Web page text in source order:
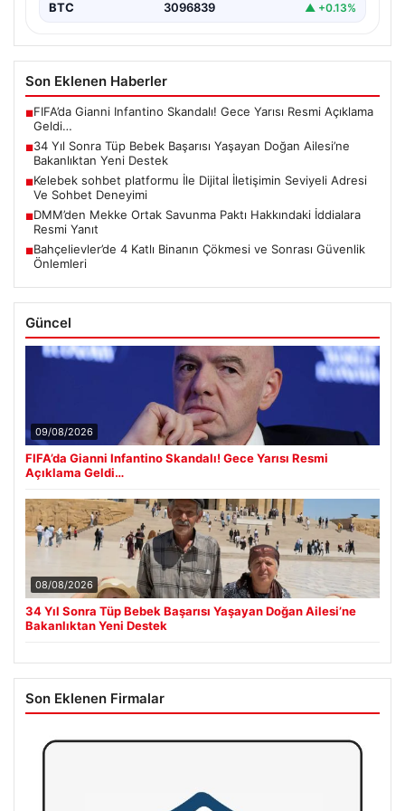
BTC 3096839 ▲ +0.13%
Son Eklenen Haberler
■FIFA’da Gianni Infantino Skandalı! Gece Yarısı Resmi Açıklama
Geldi…
■34 Yıl Sonra Tüp Bebek Başarısı Yaşayan Doğan Ailesi’ne
Bakanlıktan Yeni Destek
■Kelebek sohbet platformu İle Dijital İletişimin Seviyeli Adresi
Ve Sohbet Deneyimi
■DMM’den Mekke Ortak Savunma Paktı Hakkındaki İddialara
Resmi Yanıt
■Bahçelievler’de 4 Katlı Binanın Çökmesi ve Sonrası Güvenlik
Önlemleri
Güncel
09/08/2026
FIFA’da Gianni Infantino Skandalı! Gece Yarısı Resmi
Açıklama Geldi…
08/08/2026
34 Yıl Sonra Tüp Bebek Başarısı Yaşayan Doğan Ailesi’ne
Bakanlıktan Yeni Destek
Son Eklenen Firmalar